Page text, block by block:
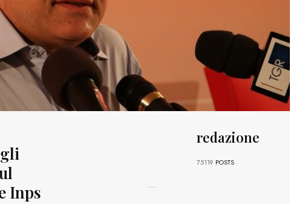
Inps
redazione
75119 POSTS
...